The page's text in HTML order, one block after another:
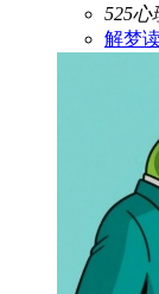
525心
解梦